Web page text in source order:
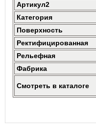
Артикул2
Категория
Поверхность
Ректифицированная
Рельефная
Фабрика
Смотреть в каталоге